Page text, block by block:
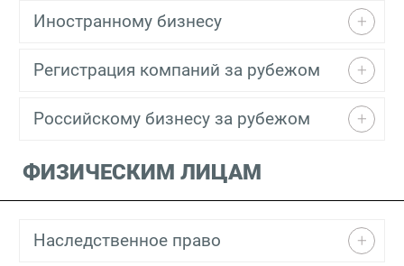
Иностранному бизнесу
Регистрация компаний за рубежом
Российскому бизнесу за рубежом
ФИЗИЧЕСКИМ ЛИЦАМ
Наследственное право